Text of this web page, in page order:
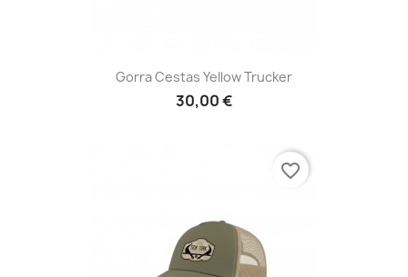
Gorra Cestas Yellow Trucker
30,00 €
favorite_border